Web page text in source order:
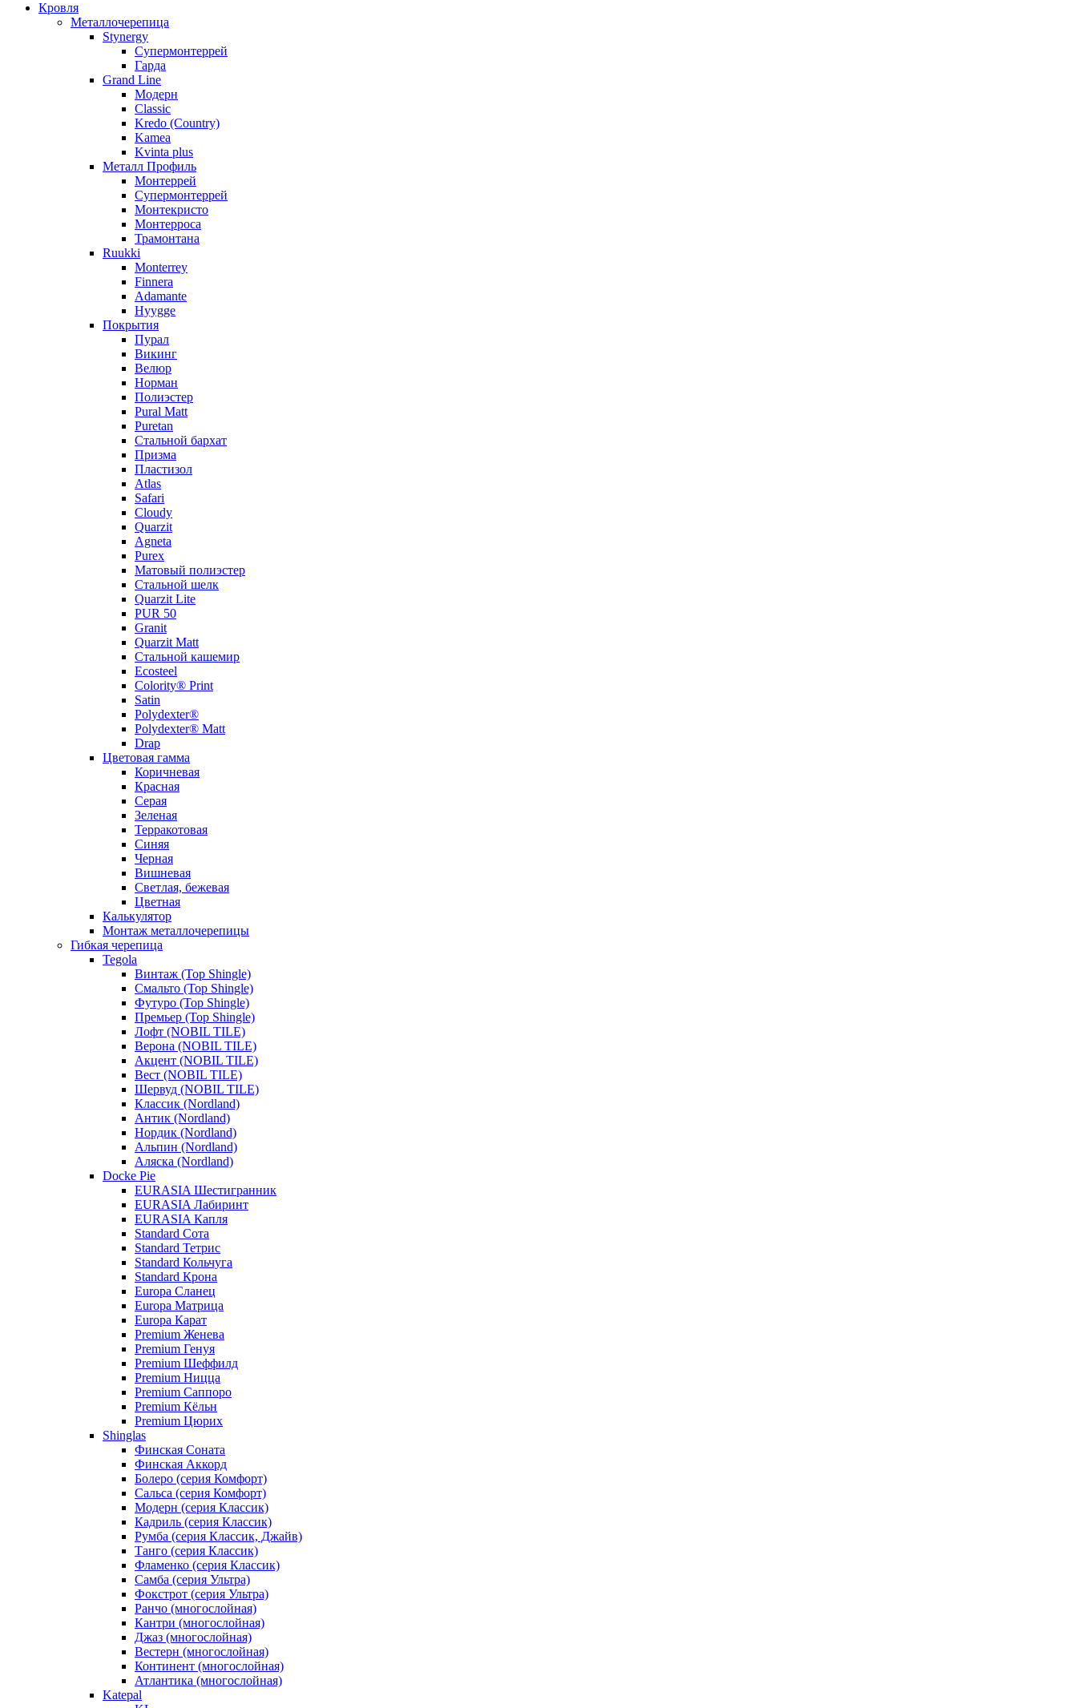
Кровля
Металлочерепица
Stynergy
Супермонтеррей
Гарда
Grand Line
Модерн
Classic
Kredo (Country)
Kamea
Kvinta plus
Металл Профиль
Монтеррей
Супермонтеррей
Монтекристо
Монтерроса
Трамонтана
Ruukki
Monterrey
Finnera
Adamante
Hyygge
Покрытия
Пурал
Викинг
Велюр
Норман
Полиэстер
Pural Matt
Puretan
Стальной бархат
Призма
Пластизол
Atlas
Safari
Cloudy
Quarzit
Agneta
Purex
Матовый полиэстер
Стальной шелк
Quarzit Lite
PUR 50
Granit
Quarzit Matt
Стальной кашемир
Ecosteel
Colority® Print
Satin
Polydexter®
Polydexter® Matt
Drap
Цветовая гамма
Коричневая
Красная
Серая
Зеленая
Терракотовая
Синяя
Черная
Вишневая
Светлая, бежевая
Цветная
Калькулятор
Монтаж металлочерепицы
Гибкая черепица
Tegola
Винтаж (Top Shingle)
Смальто (Top Shingle)
Футуро (Top Shingle)
Премьер (Top Shingle)
Лофт (NOBIL TILE)
Верона (NOBIL TILE)
Акцент (NOBIL TILE)
Вест (NOBIL TILE)
Шервуд (NOBIL TILE)
Классик (Nordland)
Антик (Nordland)
Нордик (Nordland)
Альпин (Nordland)
Аляска (Nordland)
Docke Pie
EURASIA Шестигранник
EURASIA Лабиринт
EURASIA Капля
Standard Сота
Standard Тетрис
Standard Кольчуга
Standard Крона
Europa Сланец
Europa Матрица
Europa Карат
Premium Женева
Premium Генуя
Premium Шеффилд
Premium Ницца
Premium Саппоро
Premium Кёльн
Premium Цюрих
Shinglas
Финская Соната
Финская Аккорд
Болеро (серия Комфорт)
Сальса (серия Комфорт)
Модерн (серия Классик)
Кадриль (серия Классик)
Румба (серия Классик, Джайв)
Танго (серия Классик)
Фламенко (серия Классик)
Самба (серия Ультра)
Фокстрот (серия Ультра)
Ранчо (многослойная)
Кантри (многослойная)
Джаз (многослойная)
Вестерн (многослойная)
Континент (многослойная)
Атлантика (многослойная)
Katepal